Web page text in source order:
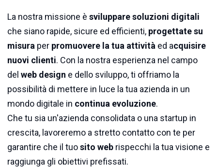
La nostra missione è sviluppare soluzioni digitali
che siano rapide, sicure ed efficienti, progettate su
misura per promuovere la tua attività ed acquisire
nuovi clienti. Con la nostra esperienza nel campo
del web design e dello sviluppo, ti offriamo la
possibilità di mettere in luce la tua azienda in un
mondo digitale in continua evoluzione.
Che tu sia un'azienda consolidata o una startup in
crescita, lavoreremo a stretto contatto con te per
garantire che il tuosito web rispecchi la tua visione e
raggiunga gli obiettivi prefissati.